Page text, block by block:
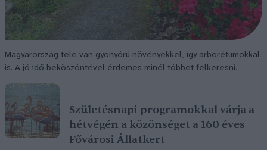
Magyarország tele van gyönyörű növényekkel, így arborétumokkal
is. A jó idő beköszöntével érdemes minél többet felkeresni.
Születésnapi programokkal várja a
hétvégén a közönséget a 160 éves
Fővárosi Állatkert